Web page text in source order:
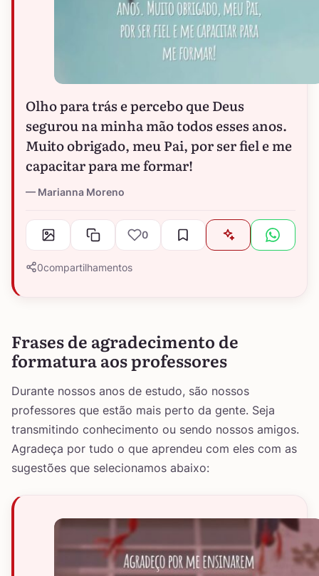
Olho para trás e percebo que Deus
segurou na minha mão todos esses anos.
Muito obrigado, meu Pai, por ser fiel e me
capacitar para me formar!
Marianna Moreno
0
0compartilhamentos
Frases de agradecimento de
formatura aos professores
Durante nossos anos de estudo, são nossos
professores que estão mais perto da gente. Seja
transmitindo conhecimento ou sendo nossos amigos.
Agradeça por tudo o que aprendeu com eles com as
sugestões que selecionamos abaixo: